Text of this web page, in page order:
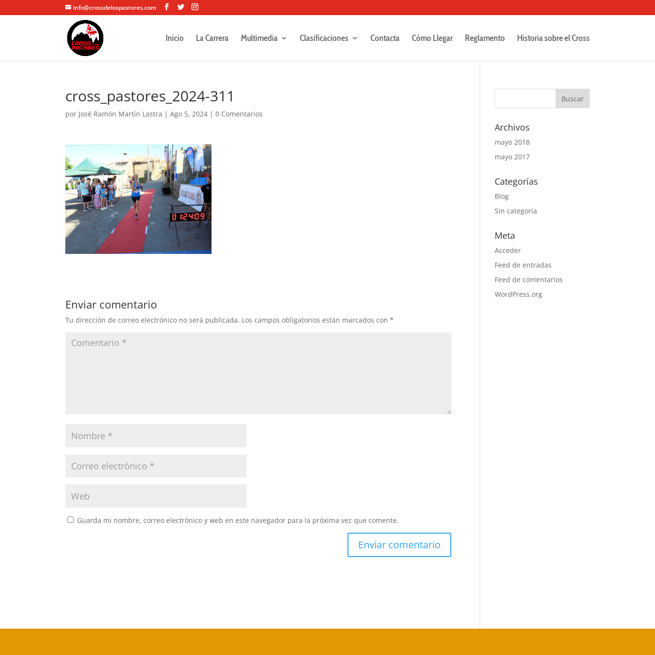
info@crossdelospastores.com
Inicio La Carrera Multimedia Clasificaciones Contacta Cómo Llegar Reglamento Historia sobre el Cross
cross_pastores_2024-311
por José Ramón Martín Lastra |Ago 5, 2024 |0 Comentarios
Enviar comentario
Tu dirección de correo electrónico no será publicada. Los campos obligatorios están marcados con*
Guarda mi nombre, correo electrónico y web en este navegador para la próxima vez que comente.
Archivos
mayo 2018
mayo 2017
Categorías
Blog
Sin categoría
Meta
Acceder
Feed de entradas
Feed de comentarios
WordPress.org